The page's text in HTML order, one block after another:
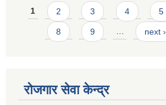
Pages
1 2 3 4 5
8 9 … next ›
रोजगार सेवा केन्द्र